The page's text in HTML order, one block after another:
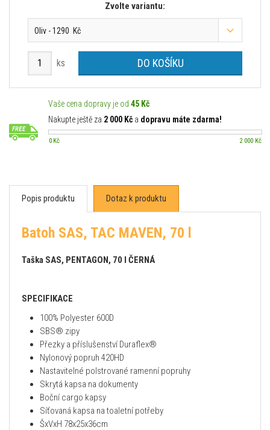
Zvolte variantu:
Oliv - 1290 Kč
ks DO KOŠÍKU
Vaše cena dopravy je od 45 Kč
Nakupte ještě za 2 000 Kč a dopravu máte zdarma!
0 Kč 2 000 Kč
Popis produktu Dotaz k produktu
Batoh SAS, TAC MAVEN, 70 l
Taška SAS, PENTAGON, 70 l ČERNÁ
SPECIFIKACE
100% Polyester 600D
SBS® zipy
Přezky a příslušenství Duraflex®
Nylonový popruh 420HD
Nastavitelné polstrované ramenní popruhy
Skrytá kapsa na dokumenty
Boční cargo kapsy
Síťovaná kapsa na toaletní potřeby
ŠxVxH 78x25x36cm